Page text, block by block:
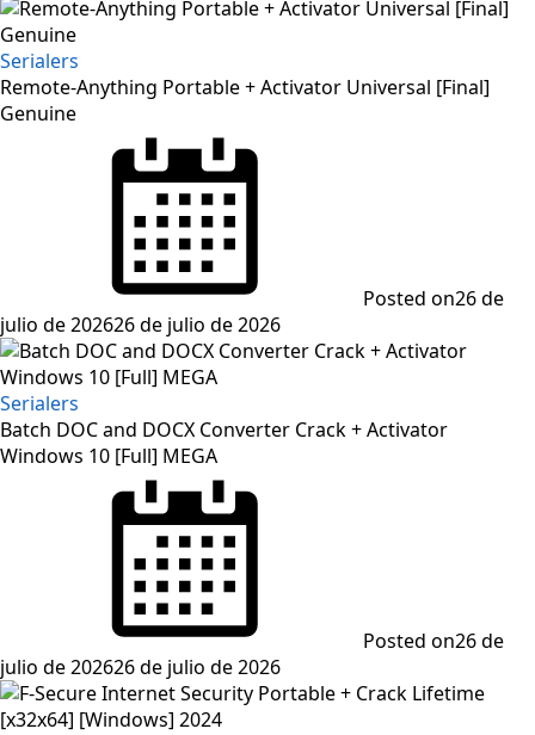
Serialers
Remote-Anything Portable + Activator Universal [Final]
Genuine
Posted on26 de
julio de 202626 de julio de 2026
Serialers
Batch DOC and DOCX Converter Crack + Activator
Windows 10 [Full] MEGA
Posted on26 de
julio de 202626 de julio de 2026